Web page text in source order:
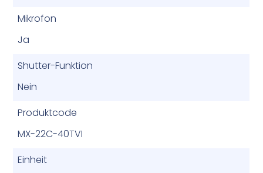
Mikrofon
Ja
Shutter-Funktion
Nein
Produktcode
MX-22C-40TVI
Einheit